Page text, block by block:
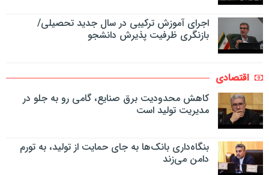
اجرای آموزش ترکیبی در سال جدید تحصیلی/
بازنگری ظرفیت پذیرش دانشجو
اقتصادی
کاهش محدودیت برق صنایع، گامی رو به جلو در
مدیریت تولید است
بنگاه‌داری بانک‌ها به جای حمایت از تولید، به تورم
دامن می‌زند